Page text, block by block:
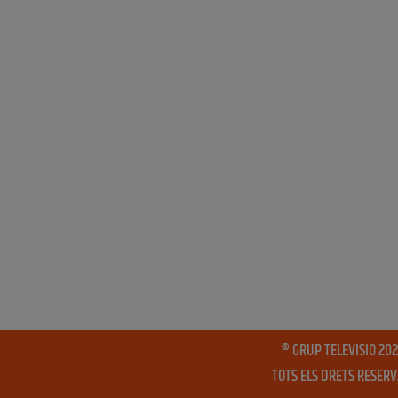
® GRUP TELEVISIO
TOTS ELS DRETS